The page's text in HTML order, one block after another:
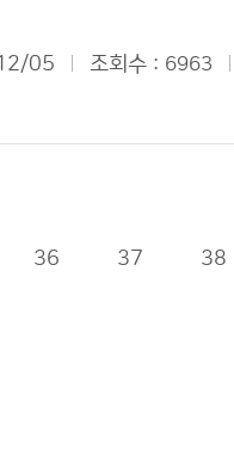
05
조회수 : 6963
36 37 38